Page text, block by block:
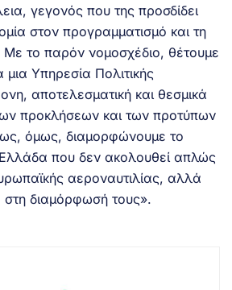
γεγονός που της προσδίδει
στον προγραμματισμό και τη
το παρόν νομοσχέδιο, θέτουμε
μια Υπηρεσία Πολιτικής
αποτελεσματική και θεσμικά
προκλήσεων και των προτύπων
όμως, διαμορφώνουμε το
που δεν ακολουθεί απλώς
αεροναυτιλίας, αλλά
στη διαμόρφωσή τους».